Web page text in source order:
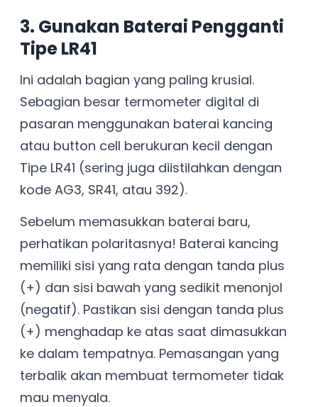
3. Gunakan Baterai Pengganti
Tipe LR41
Ini adalah bagian yang paling krusial.
Sebagian besar termometer digital di
pasaran menggunakan baterai kancing
atau button cell berukuran kecil dengan
Tipe LR41 (sering juga diistilahkan dengan
kode AG3, SR41, atau 392).
Sebelum memasukkan baterai baru,
perhatikan polaritasnya! Baterai kancing
memiliki sisi yang rata dengan tanda plus
(+) dan sisi bawah yang sedikit menonjol
(negatif). Pastikan sisi dengan tanda plus
(+) menghadap ke atas saat dimasukkan
ke dalam tempatnya. Pemasangan yang
terbalik akan membuat termometer tidak
mau menyala.